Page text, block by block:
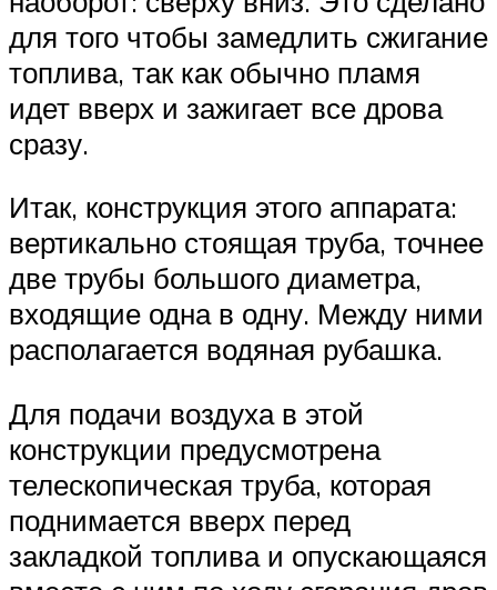
для того чтобы замедлить сжигание
топлива, так как обычно пламя
идет вверх и зажигает все дрова
сразу.
Итак, конструкция этого аппарата:
вертикально стоящая труба, точнее
две трубы большого диаметра,
входящие одна в одну. Между ними
располагается водяная рубашка.
Для подачи воздуха в этой
конструкции предусмотрена
телескопическая труба, которая
поднимается вверх перед
закладкой топлива и опускающаяся